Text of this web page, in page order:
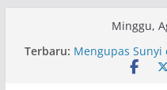
Minggu,
Terbaru: Pameran
Kota Blitar :